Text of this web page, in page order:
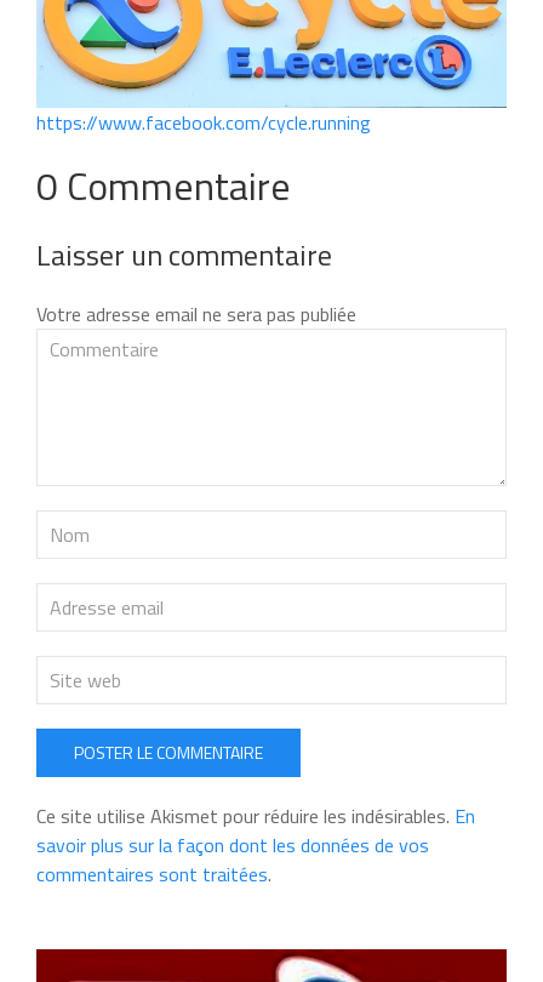
https://www.facebook.com/cycle.running
0 Commentaire
Laisser un commentaire
Votre adresse email ne sera pas publiée
POSTER LE COMMENTAIRE
Ce site utilise Akismet pour réduire les indésirables. En
savoir plus sur la façon dont les données de vos
commentaires sont traitées.